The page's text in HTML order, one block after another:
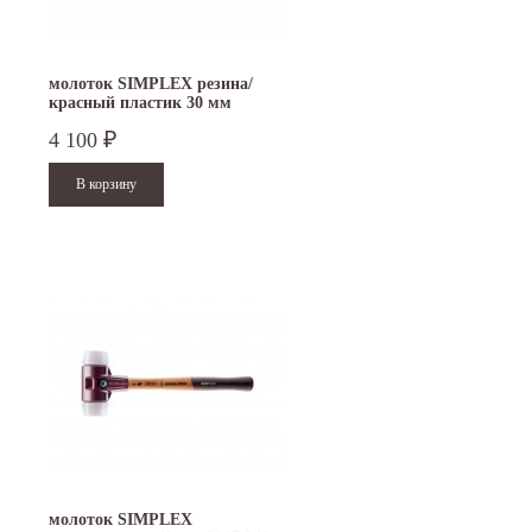
Приглашаем посетить наш стенд на 30-й
Международной промышленной выставке
"Металл-Экспо'2024", которая...
молоток SIMPLEX резина/
красный пластик 30 мм
4 100 ₽
молоток SIMPLEX